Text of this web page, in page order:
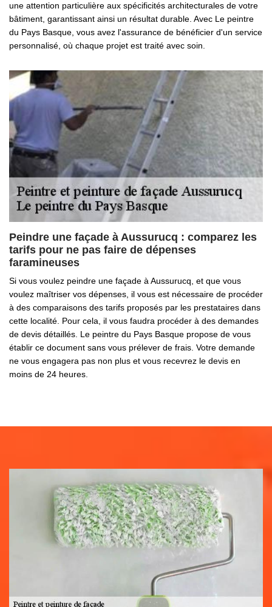
une attention particulière aux spécificités architecturales de votre
bâtiment, garantissant ainsi un résultat durable. Avec Le peintre
du Pays Basque, vous avez l'assurance de bénéficier d'un service
personnalisé, où chaque projet est traité avec soin.
Peindre une façade à Aussurucq : comparez les
tarifs pour ne pas faire de dépenses
faramineuses
Si vous voulez peindre une façade à Aussurucq, et que vous
voulez maîtriser vos dépenses, il vous est nécessaire de procéder
à des comparaisons des tarifs proposés par les prestataires dans
cette localité. Pour cela, il vous faudra procéder à des demandes
de devis détaillés. Le peintre du Pays Basque propose de vous
établir ce document sans vous prélever de frais. Votre demande
ne vous engagera pas non plus et vous recevrez le devis en
moins de 24 heures.